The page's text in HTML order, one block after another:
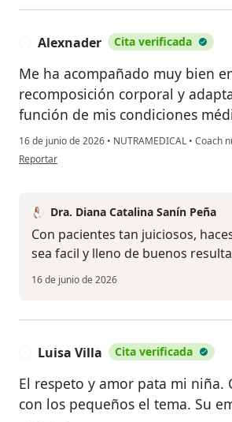
Alexnader Cita verificada
Me ha acompañado muy bien
recomposición corporal y
función de mis condiciones
16 de junio de 2026 • NUTRAMEDICAL • Coach
en opinión del usuario Alexnader
Reportar
Dra. Diana Catalina Sanín Peña
Con pacientes tan juiciosos,
sea facil y lleno de buenos
16 de junio de 2026
Luisa Villa Cita verificada
El respeto y amor pata mi niña.
con los pequeños el tema. Su